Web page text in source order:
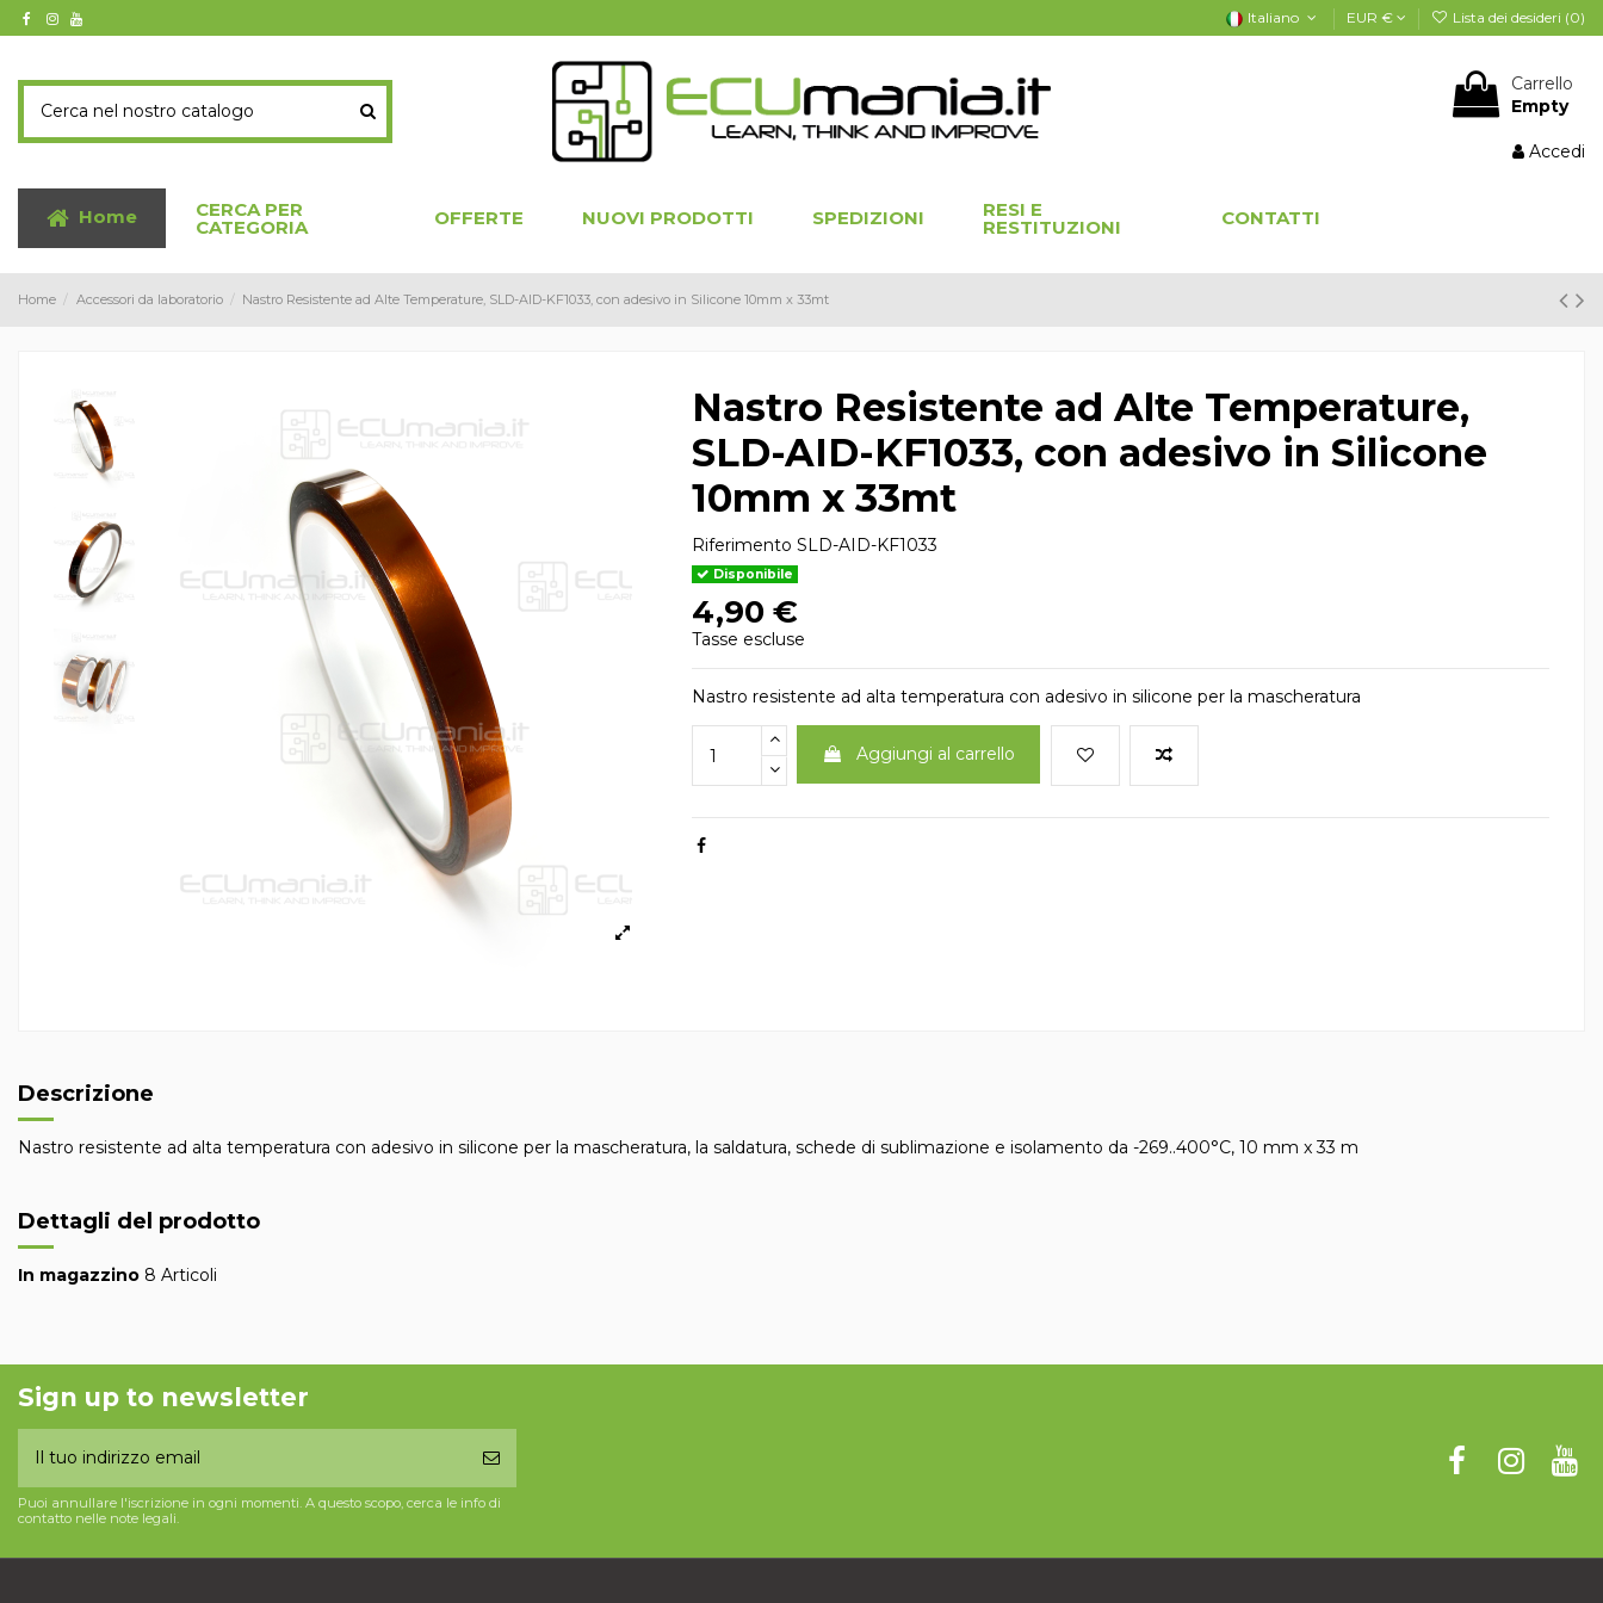
Italiano EUR € Lista dei desideri (0)
Carrello
Empty
Accedi
Home CERCA PER
CATEGORIA OFFERTE NUOVI PRODOTTI SPEDIZIONI RESI E
RESTITUZIONI CONTATTI
Home Accessori da laboratorio Nastro Resistente ad Alte Temperature, SLD-AID-KF1033, con adesivo in Silicone 10mm x 33mt
Nastro Resistente ad Alte Temperature,
SLD-AID-KF1033, con adesivo in Silicone
10mm x 33mt
Riferimento SLD-AID-KF1033
Disponibile
4,90 €
Tasse escluse
Nastro resistente ad alta temperatura con adesivo in silicone per la mascheratura
Aggiungi al carrello
Descrizione
Nastro resistente ad alta temperatura con adesivo in silicone per la mascheratura, la saldatura, schede di sublimazione e isolamento da -269..400°C, 10 mm x 33 m
Dettagli del prodotto
In magazzino 8 Articoli
Sign up to newsletter
Puoi annullare l'iscrizione in ogni momenti. A questo scopo, cerca le info di
contatto nelle note legali.